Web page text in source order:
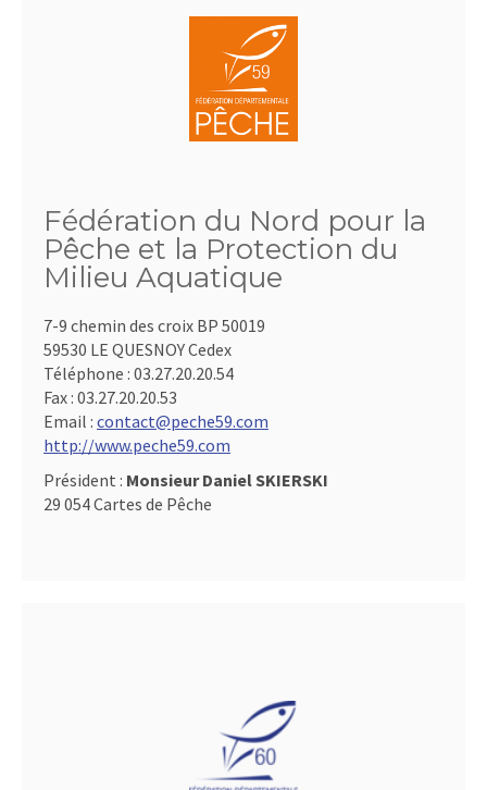
Fédération du Nord pour la
Pêche et la Protection du
Milieu Aquatique
7-9 chemin des croix BP 50019
59530 LE QUESNOY Cedex
Téléphone : 03.27.20.20.54
Fax : 03.27.20.20.53
Email : contact@peche59.com
http://www.peche59.com
Président : Monsieur Daniel SKIERSKI
29 054 Cartes de Pêche